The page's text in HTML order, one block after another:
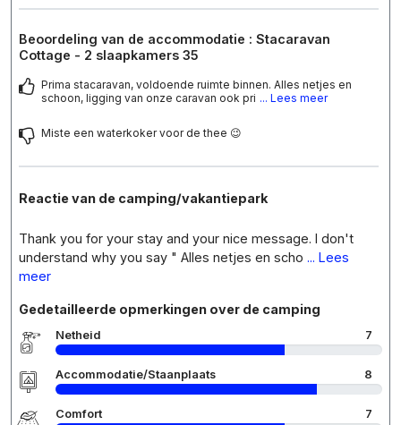
Beoordeling van de accommodatie : Stacaravan
Cottage - 2 slaapkamers 35
Prima stacaravan, voldoende ruimte binnen. Alles netjes en
schoon, ligging van onze caravan ook pri ... Lees meer
Miste een waterkoker voor de thee 😉
Reactie van de camping/vakantiepark
Thank you for your stay and your nice message. I don't
understand why you say " Alles netjes en scho ... Lees
meer
Gedetailleerde opmerkingen over de camping
Netheid 7
Accommodatie/Staanplaats 8
Comfort 7